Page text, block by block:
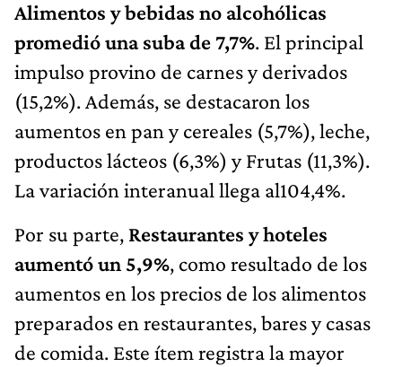
Alimentos y bebidas no alcohólicas
promedió una suba de 7,7%. El principal
impulso provino de carnes y derivados
(15,2%). Además, se destacaron los
aumentos en pan y cereales (5,7%), leche,
productos lácteos (6,3%) y Frutas (11,3%).
La variación interanual llega al104,4%.
Por su parte, Restaurantes y hoteles
aumentó un 5,9%, como resultado de los
aumentos en los precios de los alimentos
preparados en restaurantes, bares y casas
de comida. Este ítem registra la mayor